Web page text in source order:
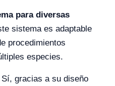
para diversas
sistema es adaptable
procedimientos
especies.
Sí, gracias a su diseño